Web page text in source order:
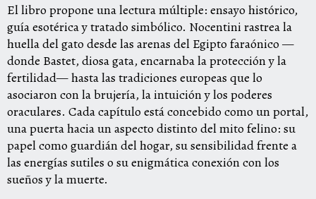
El libro propone una lectura múltiple: ensayo histórico,
guía esotérica y tratado simbólico. Nocentini rastrea la
huella del gato desde las arenas del Egipto faraónico —
donde Bastet, diosa gata, encarnaba la protección y la
fertilidad— hasta las tradiciones europeas que lo
asociaron con la brujería, la intuición y los poderes
oraculares. Cada capítulo está concebido como un portal,
una puerta hacia un aspecto distinto del mito felino: su
papel como guardián del hogar, su sensibilidad frente a
las energías sutiles o su enigmática conexión con los
sueños y la muerte.